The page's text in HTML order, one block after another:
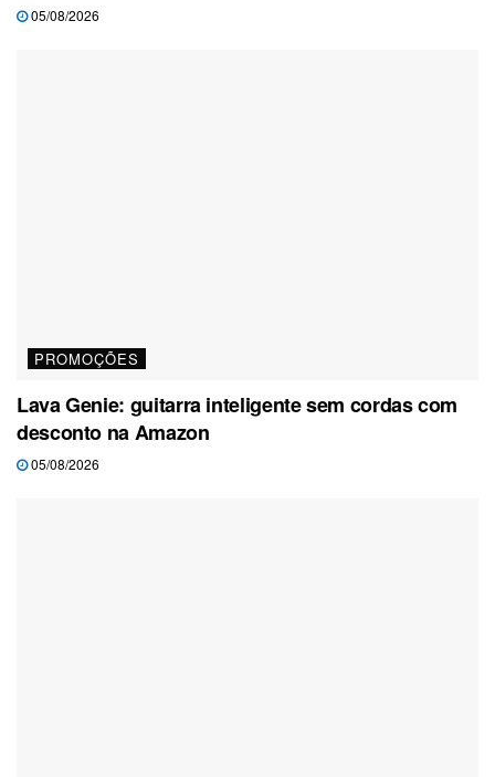
05/08/2026
PROMOÇÕES
Lava Genie: guitarra inteligente sem cordas com
desconto na Amazon
05/08/2026